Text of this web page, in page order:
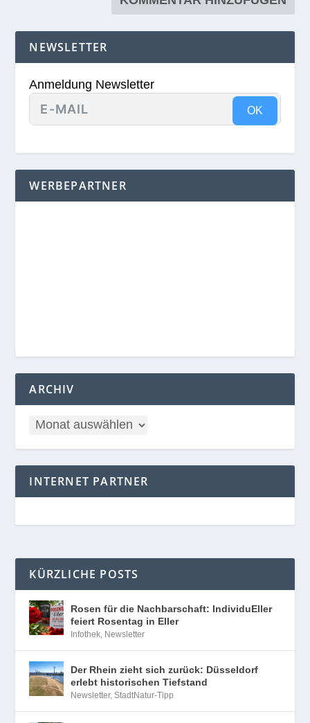
NEWSLETTER
Anmeldung Newsletter
OK
WERBEPARTNER
ARCHIV
INTERNET PARTNER
KÜRZLICHE POSTS
Rosen für die Nachbarschaft: IndividuEller
feiert Rosentag in Eller
Infothek Newsletter
Der Rhein zieht sich zurück: Düsseldorf
erlebt historischen Tiefstand
Newsletter,StadtNatur-Tipp